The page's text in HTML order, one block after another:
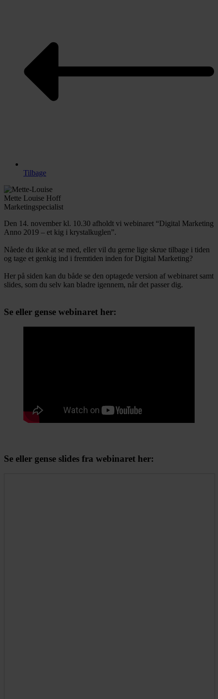
Tilbage
Mette Louise Hoff
Marketingspecialist
Den 14. november kl. 10.30 afholdt vi webinaret “Digital Marketing
Anno 2019 – et kig i krystalkuglen”.
Nåede du ikke at se med, eller vil du gerne lige skrue tilbage i tiden
og tage et genkig ind i fremtiden inden for Digital Marketing?
Her på siden kan du både se den optagede version af webinaret samt
slides, som du selv kan bladre igennem, når det passer dig.
Se eller gense webinaret her:
Se eller gense slides fra webinaret her: